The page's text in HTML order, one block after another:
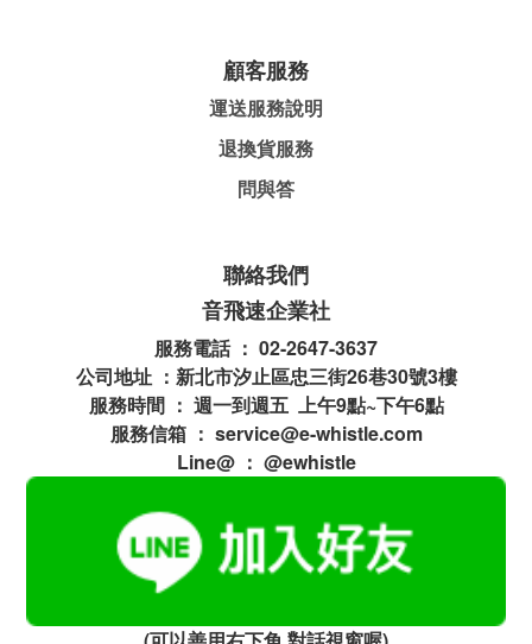
顧客服務
運送服務說明
退換貨服務
問與答
聯絡我們
音飛速企業社
服務電話 ： 02-2647-3637
公司地址 ：新北市汐止區忠三街26巷30號3樓
服務時間 ： 週一到週五 上午9點~下午6點
服務信箱 ： service@e-whistle.com
Line@ ： @ewhistle